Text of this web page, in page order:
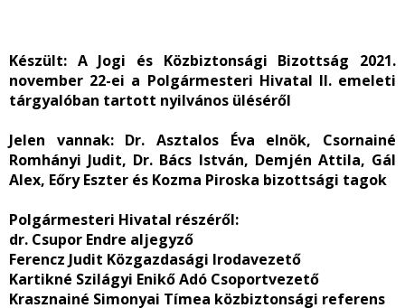
Készült: A Jogi és Közbiztonsági Bizottság 2021.
november 22-ei a Polgármesteri Hivatal II. emeleti
tárgyalóban tartott nyilvános üléséről
Jelen vannak: Dr. Asztalos Éva elnök, Csornainé
Romhányi Judit, Dr. Bács István, Demjén Attila, Gál
Alex, Eőry Eszter és Kozma Piroska bizottsági tagok
Polgármesteri Hivatal részéről:
dr. Csupor Endre aljegyző
Ferencz Judit Közgazdasági Irodavezető
Kartikné Szilágyi Enikő Adó Csoportvezető
Krasznainé Simonyai Tímea közbiztonsági referens